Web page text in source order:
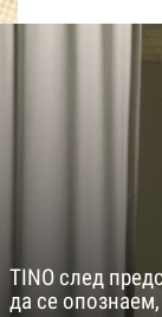
TINO след
да се